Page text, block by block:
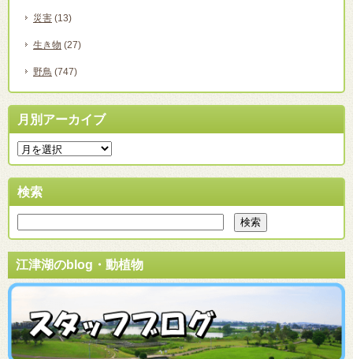
災害 (13)
生き物 (27)
野鳥 (747)
月別アーカイブ
検索
江津湖のblog・動植物